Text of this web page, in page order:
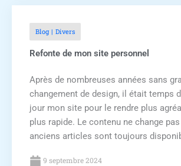
Blog Divers
Refonte de mon site personnel
Après de nombreuses années sans
changement de design, il était temps
jour mon site pour le rendre plus
plus rapide. Le contenu ne change
anciens articles sont toujours
9 septembre 2024